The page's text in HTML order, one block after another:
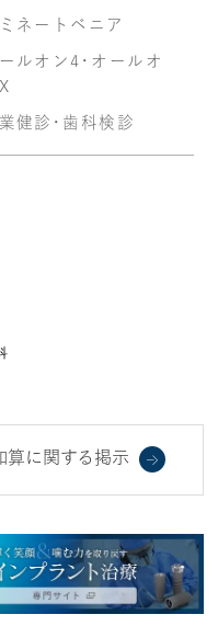
ネートベニア
ルオン4・オールオ
健診・歯科検診
算に関する掲示